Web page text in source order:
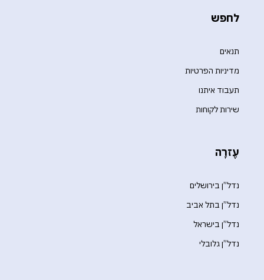
לחפש
תנאים
מדיניות הפרטיות
תעבוד איתנו
שירות לקוחות
עֶזרָה
נדל”ן בירושלים
נדל”ן בתל אביב
נדל”ן בישראל
נדל”ן גלובלי